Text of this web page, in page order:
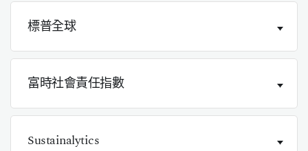
標普全球
富時社會責任指數
Sustainalytics